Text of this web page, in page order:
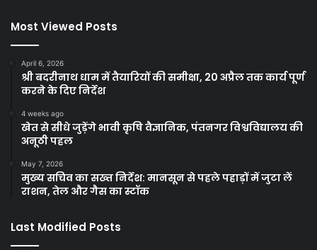
Most Viewed Posts
April 6, 2026
श्री बदरीनाथ धाम में तैयारियों की समीक्षा, 20 अप्रैल तक कार्य पूर्ण
करने के दिए निर्देश
4 weeks ago
खेत से सीधे जुड़ेंगे भावी कृषि वैज्ञानिक, पंतनगर विश्वविद्यालय की
अनूठी पहल
May 7, 2026
मुख्य सचिव का सख्त निर्देश: मानसून से पहले पहाड़ों में जुटा लें
राशन, तेल और गैस का स्टॉक
Last Modified Posts